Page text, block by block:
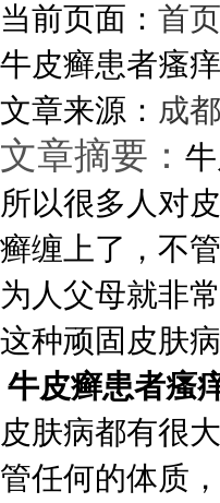
当前页面： 首页
牛皮癣患者瘙
文章来源： 成
文章摘要：
所以很多人对
癣缠上了，不
为人父母就非
这种顽固皮肤
牛皮癣患者瘙
皮肤病都有很
管任何的体质